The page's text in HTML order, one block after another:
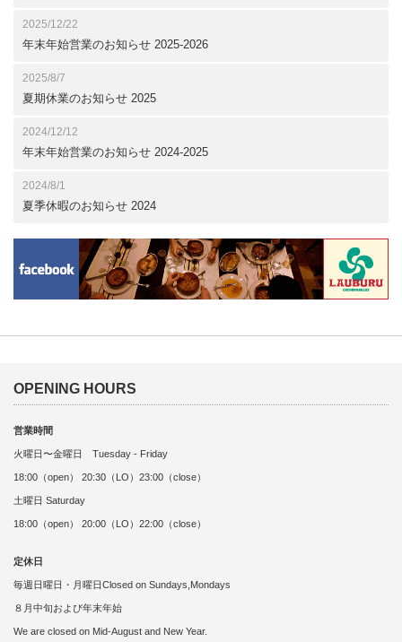
2025/12/22
年末年始営業のお知らせ 2025-2026
2025/8/7
夏期休業のお知らせ 2025
2024/12/12
年末年始営業のお知らせ 2024-2025
2024/8/1
夏季休暇のお知らせ 2024
OPENING HOURS
営業時間
火曜日〜金曜日 Tuesday - Friday
18:00（open） 20:30（LO）23:00（close）
土曜日 Saturday
18:00（open） 20:00（LO）22:00（close）
定休日
毎週日曜日・月曜日Closed on Sundays,Mondays
８月中旬および年末年始
We are closed on Mid-August and New Year.